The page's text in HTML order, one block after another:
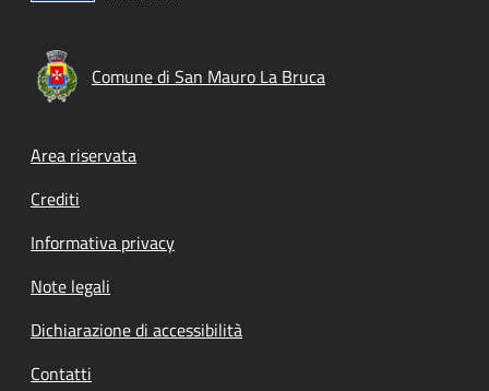
Comune di San Mauro La Bruca
Footer menu
Area riservata
Crediti
Informativa privacy
Note legali
Dichiarazione di accessibilità
Contatti